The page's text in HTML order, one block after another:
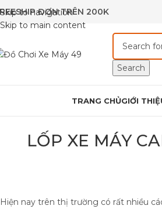
Skip to navigation
Skip to main content
ĐƠN TRÊN 200K
Search
TRANG CHỦGIỚI
LỐP XE MÁY
Hiện nay trên thị trường có rất nhiều